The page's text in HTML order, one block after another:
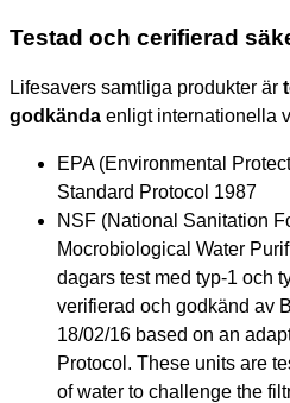
Testad och cerifierad
Lifesavers samtliga produkter är
godkända enligt internationella
EPA (Environmental
Standard Protocol 1987
NSF (National Sanitation
Mocrobiological Water
dagars test med typ-1 och
verifierad och godkänd av
18/02/16 based on an
Protocol. These units are
of water to challenge the